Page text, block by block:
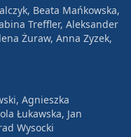
Beata Mańkowska,
Treffler, Aleksander
Żuraw, Anna Zyzek,
Agnieszka
Łukawska, Jan
Wysocki